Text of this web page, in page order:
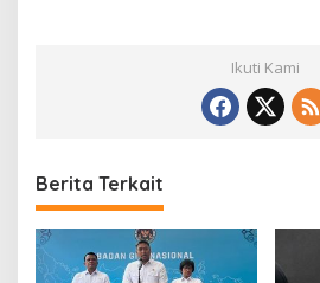
Ikuti Kami
Berita Terkait